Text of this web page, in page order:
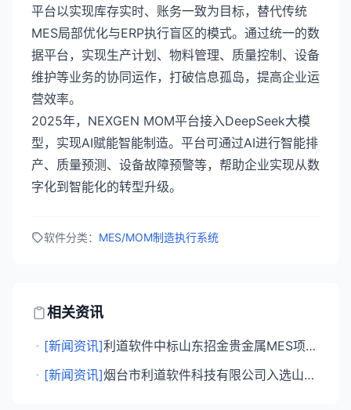
平台以实现库存实时、账务一致为目标，替代传统
MES局部优化与ERP执行盲区的模式。通过统一的数
据平台，实现生产计划、物料管理、质量控制、设备
维护等业务的协同运作，打破信息孤岛，提高企业运
营效率。
2025年，NEXGEN MOM平台接入DeepSeek大模
型，实现AI赋能智能制造。平台可通过AI进行智能排
产、质量预测、设备故障预警等，帮助企业实现从数
字化到智能化的转型升级。
软件分类： MES/MOM制造执行系统
相关资讯
・ [新闻资讯]
利道软件中标山东招金贵金属MES项目 助力贵金属生产数字化转型
・ [新闻资讯] 烟台市利道软件科技有限公司入选山东省首批人工智能大模型"百景智能"典型应用场景名单